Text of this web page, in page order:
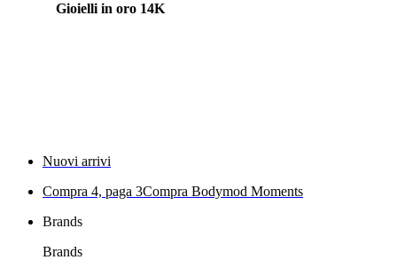
Gioielli in oro 14K
Nuovi arrivi
Compra 4, paga 3Compra Bodymod Moments
Brands
Brands